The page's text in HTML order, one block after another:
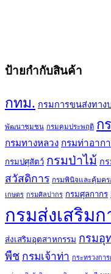
ป้ายกำกับสินค้า
กทม. กรมการขนส่งทาง
พัฒนาชุมชน กรมคุมประพฤติ ก
กรมทางหลวง กรมท่าอาก
กรมปศุสัตว์ กรมป่าไม้ ก
สวัสดิการ กรมพินิจและคุ้มคร
เกษตร กรมศิลปากร กรมศุลกากร
กรมส่งเสริม
ส่งเสริมอุตสาหกรรม กรมอุ
พืช กรมเจ้าท่า กระทรวงกา